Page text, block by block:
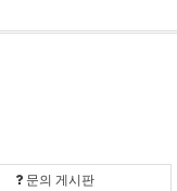
문의 게시판